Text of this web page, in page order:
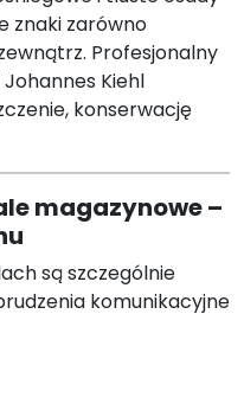
znaki zarówno
Profesjonalny
Johannes Kiehl
konserwację
magazynowe –
są szczególnie
komunikacyjne